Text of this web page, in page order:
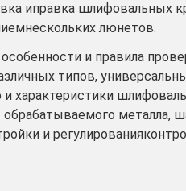
иправка шлифовальных
люнетов.
и правила
типов,
характеристики
металла,
и